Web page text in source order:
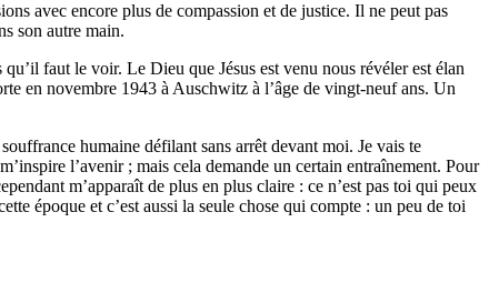
avec encore plus de compassion et de justice. Il ne peut pas
son autre main.
faut le voir. Le Dieu que Jésus est venu nous révéler est élan
en novembre 1943 à Auschwitz à l’âge de vingt-neuf ans. Un
humaine défilant sans arrêt devant moi. Je vais te
l’avenir ; mais cela demande un certain entraînement. Pour
m’apparaît de plus en plus claire : ce n’est pas toi qui peux
époque et c’est aussi la seule chose qui compte : un peu de toi